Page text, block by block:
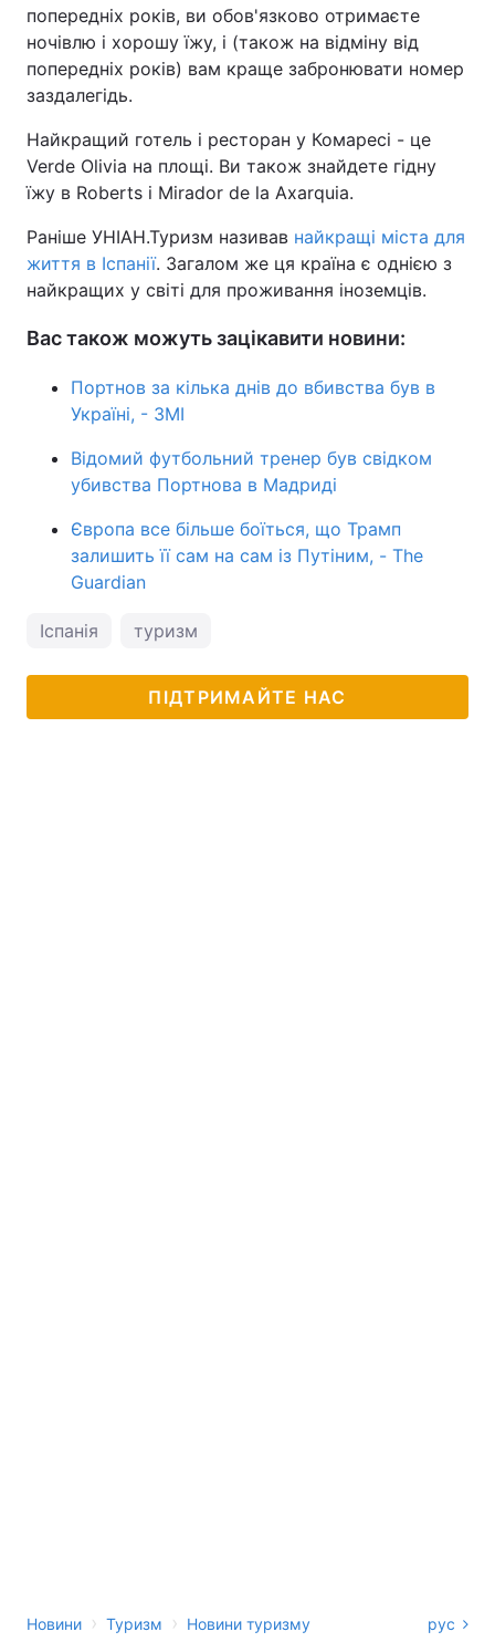
попередніх років, ви обов'язково отримаєте
ночівлю і хорошу їжу, і (також на відміну від
попередніх років) вам краще забронювати номер
заздалегідь.
Найкращий готель і ресторан у Комаресі - це
Verde Olivia на площі. Ви також знайдете гідну
їжу в Roberts і Mirador de la Axarquia.
Раніше УНІАН.Туризм називав найкращі міста для
життя в Іспанії. Загалом же ця країна є однією з
найкращих у світі для проживання іноземців.
Вас також можуть зацікавити новини:
Портнов за кілька днів до вбивства був в
Україні, - ЗМІ
Відомий футбольний тренер був свідком
убивства Портнова в Мадриді
Європа все більше боїться, що Трамп
залишить її сам на сам із Путіним, - The
Guardian
Іспанія туризм
ПІДТРИМАЙТЕ НАС
Новини › Туризм › Новини туризму рус